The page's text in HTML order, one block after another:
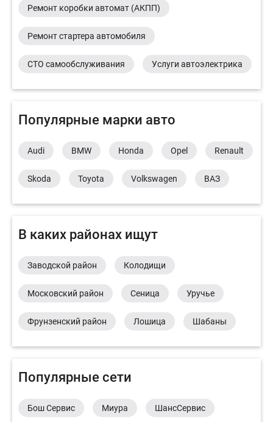
Ремонт коробки автомат (АКПП)
Ремонт стартера автомобиля
СТО самообслуживания Услуги автоэлектрика
Популярные марки авто
Audi BMW Honda Opel Renault
Skoda Toyota Volkswagen ВАЗ
В каких районах ищут
Заводской район Колодищи
Московский район Сеница Уручье
Фрунзенский район Лошица Шабаны
Популярные сети
Бош Сервис Миура ШансСервис